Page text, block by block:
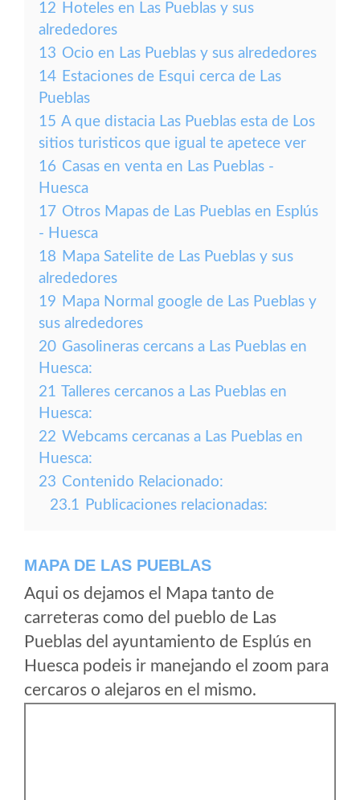
12 Hoteles en Las Pueblas y sus
alrededores
13 Ocio en Las Pueblas y sus alrededores
14 Estaciones de Esqui cerca de Las
Pueblas
15 A que distacia Las Pueblas esta de Los
sitios turisticos que igual te apetece ver
16 Casas en venta en Las Pueblas -
Huesca
17 Otros Mapas de Las Pueblas en Esplús
- Huesca
18 Mapa Satelite de Las Pueblas y sus
alrededores
19 Mapa Normal google de Las Pueblas y
sus alrededores
20 Gasolineras cercans a Las Pueblas en
Huesca:
21 Talleres cercanos a Las Pueblas en
Huesca:
22 Webcams cercanas a Las Pueblas en
Huesca:
23 Contenido Relacionado:
23.1 Publicaciones relacionadas:
MAPA DE LAS PUEBLAS
Aqui os dejamos el Mapa tanto de
carreteras como del pueblo de Las
Pueblas del ayuntamiento de Esplús en
Huesca podeis ir manejando el zoom para
cercaros o alejaros en el mismo.